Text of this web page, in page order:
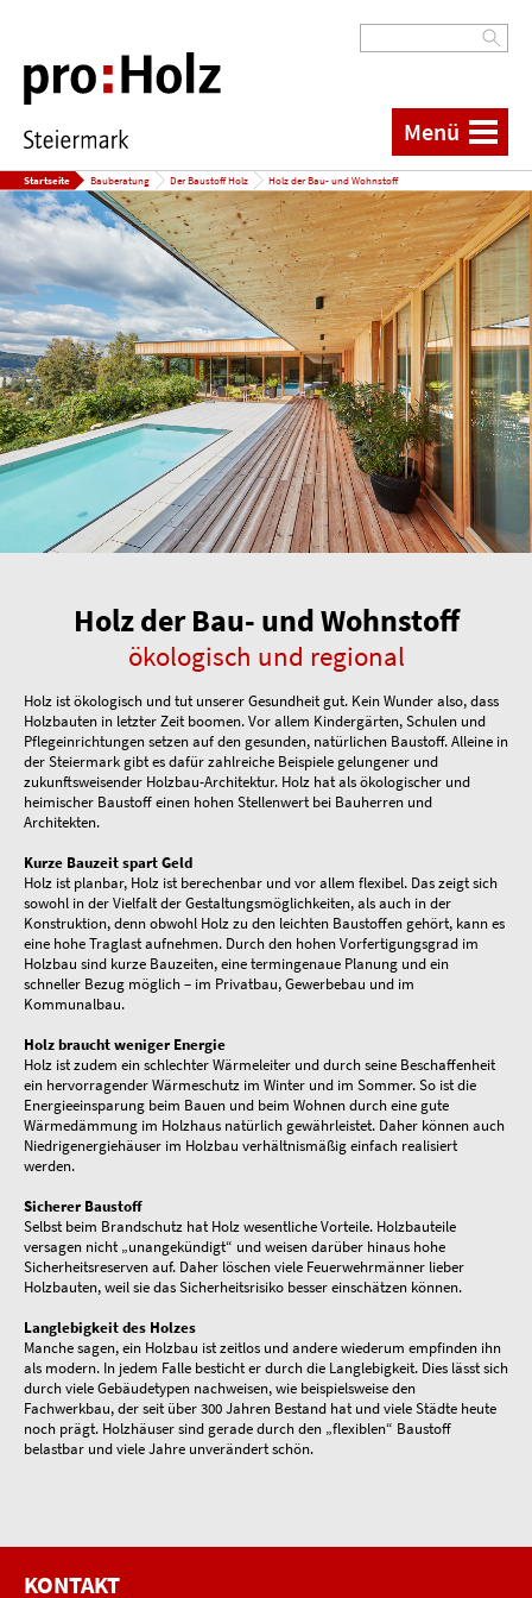
Menü
Startseite Bauberatung Der Baustoff Holz Holz der Bau- und Wohnstoff
Holz der Bau- und Wohnstoff
ökologisch und regional
Holz ist ökologisch und tut unserer Gesundheit gut. Kein Wunder also, dass
Holzbauten in letzter Zeit boomen. Vor allem Kindergärten, Schulen und
Pflegeinrichtungen setzen auf den gesunden, natürlichen Baustoff. Alleine in
der Steiermark gibt es dafür zahlreiche Beispiele gelungener und
zukunftsweisender Holzbau-Architektur. Holz hat als ökologischer und
heimischer Baustoff einen hohen Stellenwert bei Bauherren und
Architekten.
Kurze Bauzeit spart Geld
Holz ist planbar, Holz ist berechenbar und vor allem flexibel. Das zeigt sich
sowohl in der Vielfalt der Gestaltungsmöglichkeiten, als auch in der
Konstruktion, denn obwohl Holz zu den leichten Baustoffen gehört, kann es
eine hohe Traglast aufnehmen. Durch den hohen Vorfertigungsgrad im
Holzbau sind kurze Bauzeiten, eine termingenaue Planung und ein
schneller Bezug möglich – im Privatbau, Gewerbebau und im
Kommunalbau.
Holz braucht weniger Energie
Holz ist zudem ein schlechter Wärmeleiter und durch seine Beschaffenheit
ein hervorragender Wärmeschutz im Winter und im Sommer. So ist die
Energieeinsparung beim Bauen und beim Wohnen durch eine gute
Wärmedämmung im Holzhaus natürlich gewährleistet. Daher können auch
Niedrigenergiehäuser im Holzbau verhältnismäßig einfach realisiert
werden.
Sicherer Baustoff
Selbst beim Brandschutz hat Holz wesentliche Vorteile. Holzbauteile
versagen nicht „unangekündigt“ und weisen darüber hinaus hohe
Sicherheitsreserven auf. Daher löschen viele Feuerwehrmänner lieber
Holzbauten, weil sie das Sicherheitsrisiko besser einschätzen können.
Langlebigkeit des Holzes
Manche sagen, ein Holzbau ist zeitlos und andere wiederum empfinden ihn
als modern. In jedem Falle besticht er durch die Langlebigkeit. Dies lässt sich
durch viele Gebäudetypen nachweisen, wie beispielsweise den
Fachwerkbau, der seit über 300 Jahren Bestand hat und viele Städte heute
noch prägt. Holzhäuser sind gerade durch den „flexiblen“ Baustoff
belastbar und viele Jahre unverändert schön.
KONTAKT